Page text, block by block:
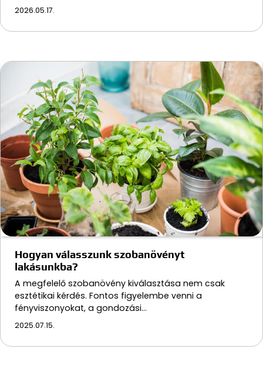
2026.05.17.
Hogyan válasszunk szobanövényt
lakásunkba?
A megfelelő szobanövény kiválasztása nem csak
esztétikai kérdés. Fontos figyelembe venni a
fényviszonyokat, a gondozási…
2025.07.15.